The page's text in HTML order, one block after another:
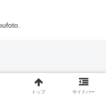
トップ サイドバー